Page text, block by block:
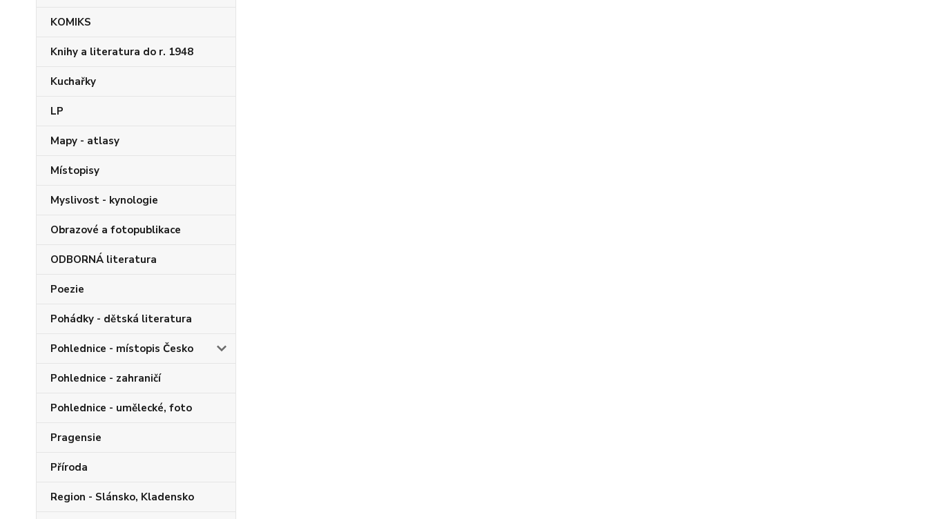
KOMIKS
Knihy a literatura do r. 1948
Kuchařky
LP
Mapy - atlasy
Místopisy
Myslivost - kynologie
Obrazové a fotopublikace
ODBORNÁ literatura
Poezie
Pohádky - dětská literatura
Pohlednice - místopis Česko
Pohlednice - zahraničí
Pohlednice - umělecké, foto
Pragensie
Příroda
Region - Slánsko, Kladensko